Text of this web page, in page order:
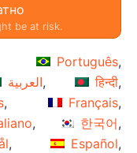
be at risk.
Português
العربية
हिन्दी
Français
한국어
Español